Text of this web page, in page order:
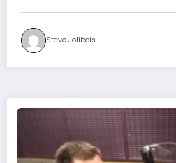
Steve Jolibois